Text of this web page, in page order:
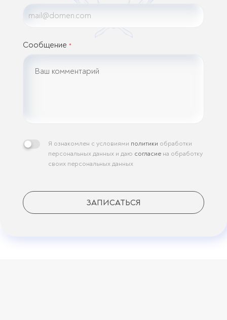
Сообщение *
Я ознакомлен с условиями политики обработки
персональных данных и даю согласие на обработку
своих персональных данных
ЗАПИСАТЬСЯ